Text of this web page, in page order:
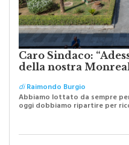
Caro Sindaco:
della nostra
diRaimondo Burgio
Abbiamo lottato da sempre
oggi dobbiamo ripartire per